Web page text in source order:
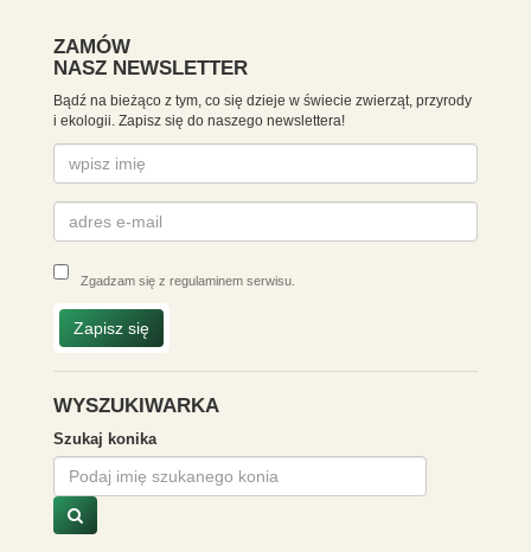
ZAMÓW
NASZ NEWSLETTER
Bądź na bieżąco z tym, co się dzieje w świecie zwierząt, przyrody
i ekologii. Zapisz się do naszego newslettera!
Zgadzam się z regulaminem serwisu.
Zapisz się
WYSZUKIWARKA
Szukaj konika